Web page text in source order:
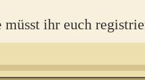
ihr euch